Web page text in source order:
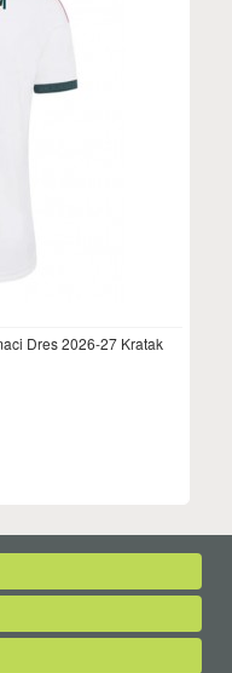
Dres 2026-27 Kratak